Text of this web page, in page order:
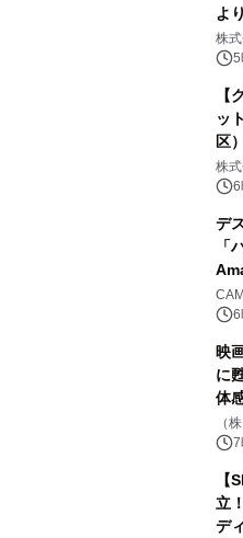
よ
開
株
5
【
ッ
区
中
株
6
デ
「
6
映
に
体
界
ス
（
7
【
立
デ